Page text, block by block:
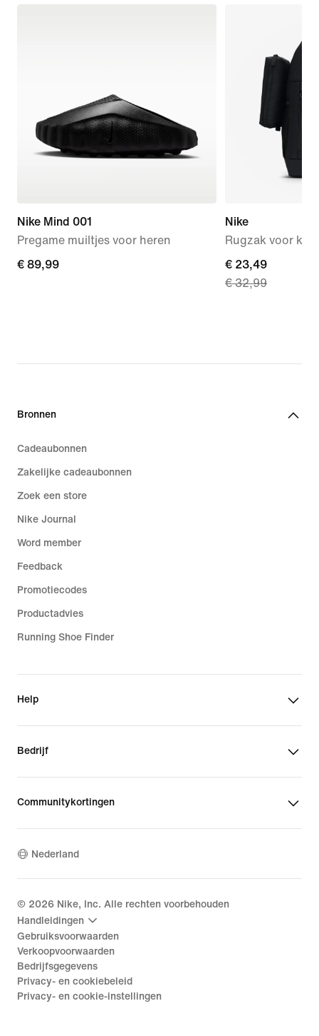
Nike Mind 001
Pregame muiltjes voor heren
€ 89,99
€ 89,99
Nike
Rugzak voor
current
price
€ 32,99
€ 23,49
€ 32,99
Bronnen
Cadeaubonnen
Zakelijke cadeaubonnen
Zoek een store
Nike Journal
Word member
Feedback
Promotiecodes
Productadvies
Running Shoe Finder
Help
Bedrijf
Communitykortingen
Nederland
© 2026 Nike, Inc. Alle rechten voorbehouden
Handleidingen
Gebruiksvoorwaarden
Verkoopvoorwaarden
Bedrijfsgegevens
Privacy- en cookiebeleid
Privacy- en cookie-instellingen